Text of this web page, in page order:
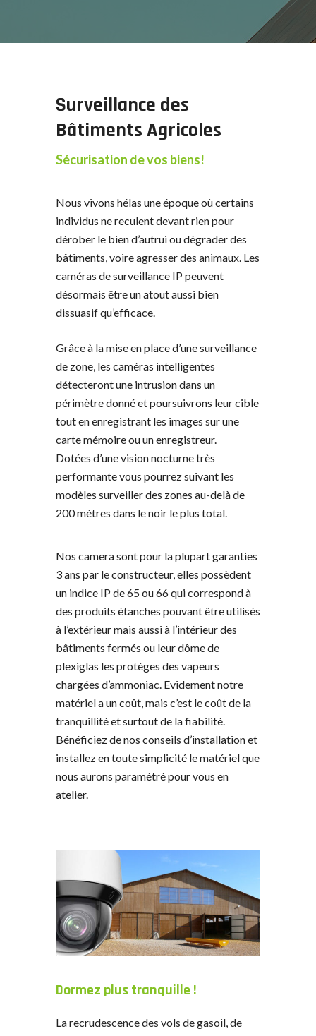
Surveillance des
Bâtiments Agricoles
Sécurisation de vos biens!
Nous vivons hélas une époque où certains
individus ne reculent devant rien pour
dérober le bien d’autrui ou dégrader des
bâtiments, voire agresser des animaux. Les
caméras de surveillance IP peuvent
désormais être un atout aussi bien
dissuasif qu’efficace.
Grâce à la mise en place d’une surveillance
de zone, les caméras intelligentes
détecteront une intrusion dans un
périmètre donné et poursuivrons leur cible
tout en enregistrant les images sur une
carte mémoire ou un enregistreur.
Dotées d’une vision nocturne très
performante vous pourrez suivant les
modèles surveiller des zones au-delà de
200 mètres dans le noir le plus total.
Nos camera sont pour la plupart garanties
3 ans par le constructeur, elles possèdent
un indice IP de 65 ou 66 qui correspond à
des produits étanches pouvant être utilisés
à l’extérieur mais aussi à l’intérieur des
bâtiments fermés ou leur dôme de
plexiglas les protèges des vapeurs
chargées d’ammoniac. Evidement notre
matériel a un coût, mais c’est le coût de la
tranquillité et surtout de la fiabilité.
Bénéficiez de nos conseils d’installation et
installez en toute simplicité le matériel que
nous aurons paramétré pour vous en
atelier.
Dormez plus tranquille !
La recrudescence des vols de gasoil, de